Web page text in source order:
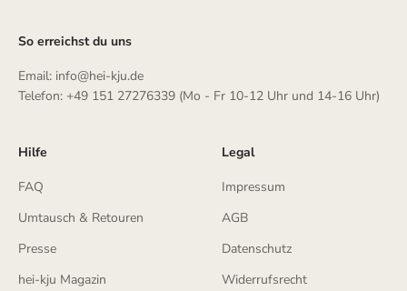
So erreichst du uns
Email: info@hei-kju.de
Telefon: +49 151 27276339 (Mo - Fr 10-12 Uhr und 14-16 Uhr)
Hilfe
FAQ
Umtausch & Retouren
Presse
hei-kju Magazin
Legal
Impressum
AGB
Datenschutz
Widerrufsrecht